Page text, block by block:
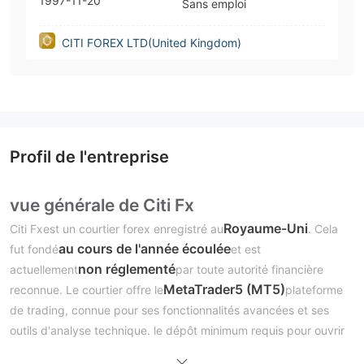
Sans emploi
CITI FOREX LTD(United Kingdom)
Profil de l'entreprise
vue générale de Citi Fx
Citi Fxest un courtier forex enregistré auRoyaume-Uni. Cela
fut fondéau cours de l'année écouléeet est
actuellementnon réglementépar toute autorité financière
reconnue. Le courtier offre leMetaTrader5 (MT5)plateforme
de trading, connue pour ses fonctionnalités avancées et ses
outils d'analyse technique. le dépôt minimum requis pour ouvrir